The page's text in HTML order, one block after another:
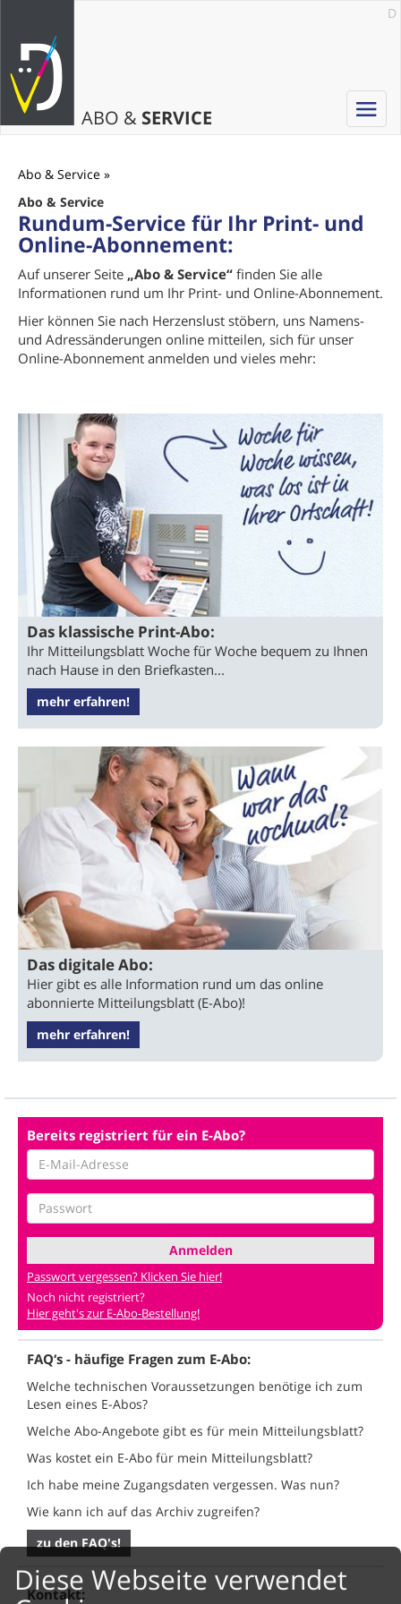
Toggle
ABO & SERVICE
Abo & Service
Abo & Service
Rundum-Service für Ihr Print- und
Online-Abonnement:
Auf unserer Seite „Abo & Service“ finden Sie alle
Informationen rund um Ihr Print- und Online-Abonnement.
Hier können Sie nach Herzenslust stöbern, uns Namens-
und Adressänderungen online mitteilen, sich für unser
Online-Abonnement anmelden und vieles mehr:
Das klassische Print-Abo:
Ihr Mitteilungsblatt Woche für Woche bequem zu Ihnen
nach Hause in den Briefkasten...
mehr erfahren!
Das digitale Abo:
Hier gibt es alle Information rund um das online
abonnierte Mitteilungsblatt (E-Abo)!
mehr erfahren!
Bereits registriert für ein E-Abo?
Anmelden
Passwort vergessen? Klicken Sie hier!
Noch nicht registriert?
Hier geht's zur E-Abo-Bestellung!
FAQ‘s - häufige Fragen zum E-Abo:
Welche technischen Voraussetzungen benötige ich zum
Lesen eines E-Abos?
Welche Abo-Angebote gibt es für mein Mitteilungsblatt?
Was kostet ein E-Abo für mein Mitteilungsblatt?
Ich habe meine Zugangsdaten vergessen. Was nun?
Wie kann ich auf das Archiv zugreifen?
zu den FAQ's!
Kontakt:
D
Diese Webseite verwendet